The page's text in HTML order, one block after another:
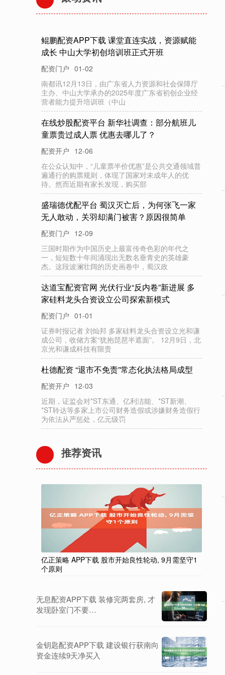
E路配资 江化微：董事会延期换届选举
配资门户 01-06
证券日报网讯 12月26日，江化微发布公告称，江阴
江化微电子材料股份有限公司（以下简称“公司”）第
五届董事会将于2026
推荐资讯
亿正策略 APP下载 股市开始良性轮动, 9月需坚守1
个原则
无息配资APP下载 装修完两套房, 才
发现卧室门不要…
金钥匙配资APP下载 建设银行获南向
资金连续9天净买入